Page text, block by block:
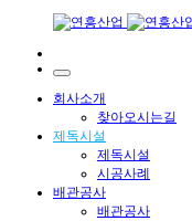
회사소개
찾아오시는길
제독시설
제독시설
시공사례
배관공사
배관공사